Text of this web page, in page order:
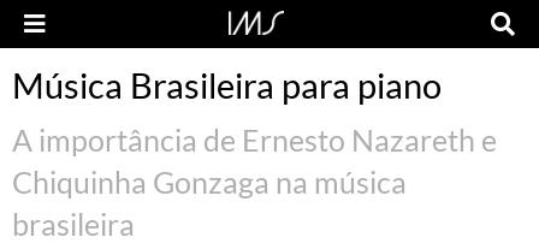
Música Brasileira para piano
A importância de Ernesto Nazareth e
Chiquinha Gonzaga na música
brasileira